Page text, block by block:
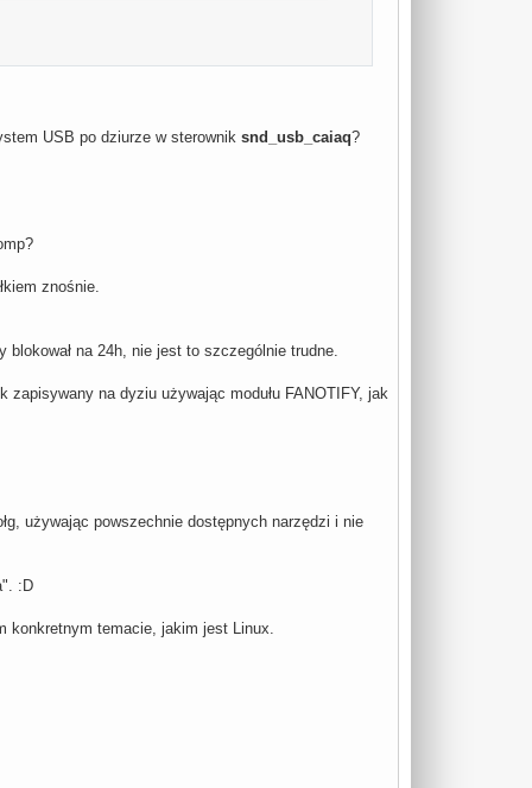
USB po dziurze w sterownik snd_usb_caiaq?
znośnie.
na 24h, nie jest to szczególnie trudne.
na dyziu używając modułu FANOTIFY, jak
używając powszechnie dostępnych narzędzi i nie
:D
temacie, jakim jest Linux.